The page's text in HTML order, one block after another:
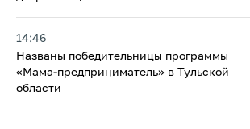
14:46
Названы победительницы программы
«Мама-предприниматель» в Тульской
области